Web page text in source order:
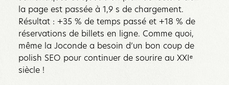
la page est passée à 1,9 s de chargement.
Résultat : +35 % de temps passé et +18 % de
réservations de billets en ligne. Comme quoi,
même la Joconde a besoin d’un bon coup de
polish SEO pour continuer de sourire au XXIᵉ
siècle !